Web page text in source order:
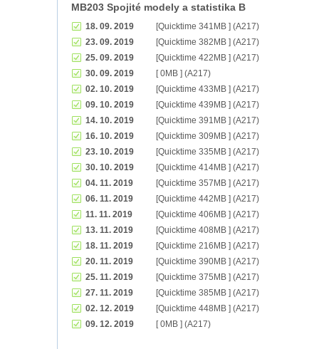
MB203 Spojité modely a statistika B
18. 09. 2019
[Quicktime 341MB ] (A217)
23. 09. 2019
[Quicktime 382MB ] (A217)
25. 09. 2019
[Quicktime 422MB ] (A217)
30. 09. 2019
[ 0MB ] (A217)
02. 10. 2019
[Quicktime 433MB ] (A217)
09. 10. 2019
[Quicktime 439MB ] (A217)
14. 10. 2019
[Quicktime 391MB ] (A217)
16. 10. 2019
[Quicktime 309MB ] (A217)
23. 10. 2019
[Quicktime 335MB ] (A217)
30. 10. 2019
[Quicktime 414MB ] (A217)
04. 11. 2019
[Quicktime 357MB ] (A217)
06. 11. 2019
[Quicktime 442MB ] (A217)
11. 11. 2019
[Quicktime 406MB ] (A217)
13. 11. 2019
[Quicktime 408MB ] (A217)
18. 11. 2019
[Quicktime 216MB ] (A217)
20. 11. 2019
[Quicktime 390MB ] (A217)
25. 11. 2019
[Quicktime 375MB ] (A217)
27. 11. 2019
[Quicktime 385MB ] (A217)
02. 12. 2019
[Quicktime 448MB ] (A217)
09. 12. 2019
[ 0MB ] (A217)